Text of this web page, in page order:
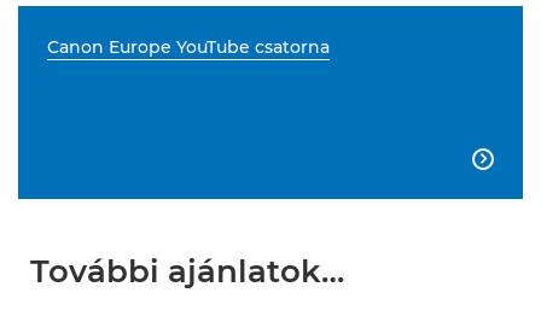
Canon Europe YouTube csatorna

További ajánlatok…